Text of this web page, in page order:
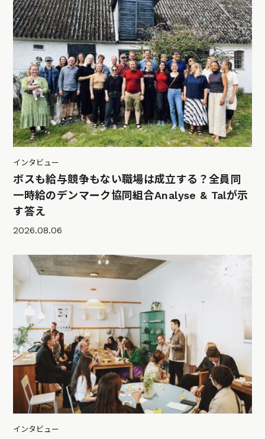
インタビュー
ボスも給与競争もない職場は成立する？全員同
一時給のデンマーク協同組合Analyse & Talが示
す答え
2026.08.06
インタビュー